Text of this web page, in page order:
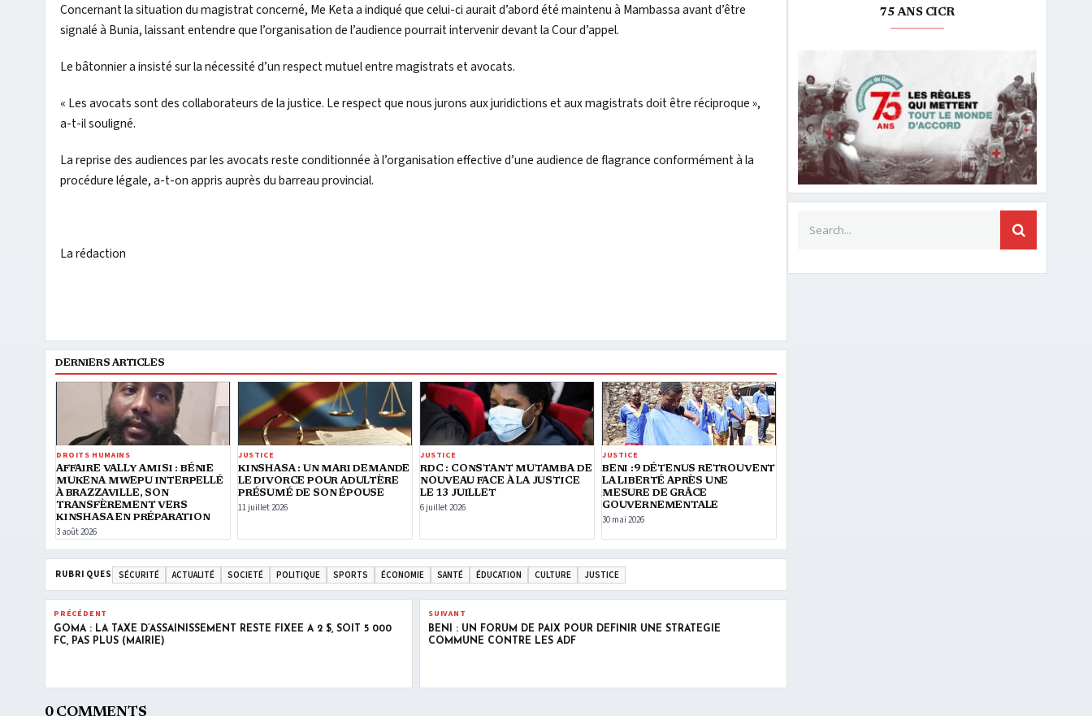
Concernant la situation du magistrat concerné, Me Keta a indiqué que celui-ci aurait d’abord été maintenu à Mambassa avant d’être
signalé à Bunia, laissant entendre que l’organisation de l’audience pourrait intervenir devant la Cour d’appel.
Le bâtonnier a insisté sur la nécessité d’un respect mutuel entre magistrats et avocats.
« Les avocats sont des collaborateurs de la justice. Le respect que nous jurons aux juridictions et aux magistrats doit être réciproque »,
a-t-il souligné.
La reprise des audiences par les avocats reste conditionnée à l’organisation effective d’une audience de flagrance conformément à la
procédure légale, a-t-on appris auprès du barreau provincial.
La rédaction
DERNIERS ARTICLES
DROITS HUMAINS
AFFAIRE VALLY AMISI : BÉNIE
MUKENA MWEPU INTERPELLÉ
À BRAZZAVILLE, SON
TRANSFÈREMENT VERS
KINSHASA EN PRÉPARATION
3 août 2026
JUSTICE
KINSHASA : UN MARI DEMANDE
LE DIVORCE POUR ADULTÈRE
PRÉSUMÉ DE SON ÉPOUSE
11 juillet 2026
JUSTICE
RDC : CONSTANT MUTAMBA DE
NOUVEAU FACE À LA JUSTICE
LE 13 JUILLET
6 juillet 2026
JUSTICE
BENI :9 DÉTENUS RETROUVENT
LA LIBERTÉ APRÈS UNE
MESURE DE GRÂCE
GOUVERNEMENTALE
30 mai 2026
RUBRIQUES SÉCURITÉ ACTUALITÉ SOCIETÉ POLITIQUE SPORTS ÉCONOMIE SANTÉ ÉDUCATION CULTURE JUSTICE
PRÉCÉDENT
GOMA : LA TAXE D’ASSAINISSEMENT RESTE FIXÉE À 2 $, SOIT 5 000
FC, PAS PLUS (MAIRIE)
SUIVANT
BENI : UN FORUM DE PAIX POUR DÉFINIR UNE STRATÉGIE
COMMUNE CONTRE LES ADF
0 COMMENTS
75 ANS CICR